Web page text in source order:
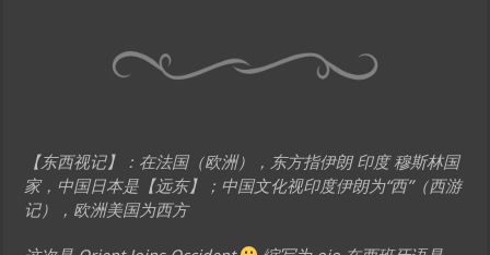
【东西视记】：在法国（欧洲），东方指伊朗 印度 穆斯林国
家，中国日本是【远东】；中国文化视印度伊朗为“西”（西游
记），欧洲美国为西方